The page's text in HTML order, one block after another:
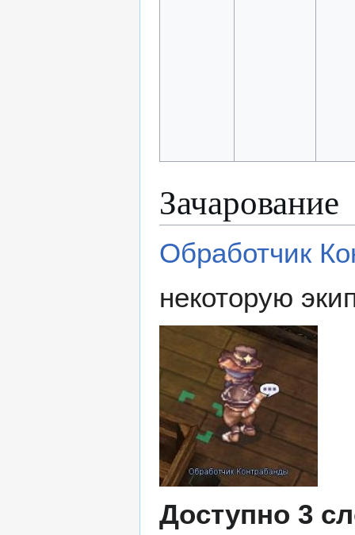
Зачарование
Обработчик
некоторую
Доступно 3